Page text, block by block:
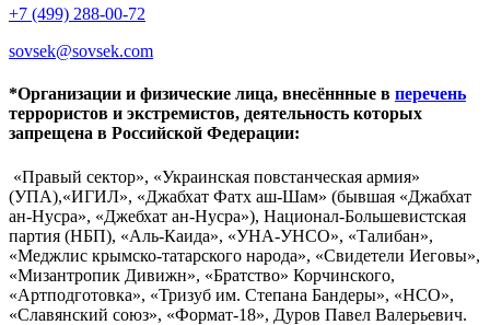
+7 (499) 288-00-72
sovsek@sovsek.com
*Организации и физические лица, внесённные в перечень
террористов и экстремистов, деятельность которых
запрещена в Российской Федерации:
«Правый сектор», «Украинская повстанческая армия»
(УПА),«ИГИЛ», «Джабхат Фатх аш-Шам» (бывшая «Джабхат
ан-Нусра», «Джебхат ан-Нусра»), Национал-Большевистская
партия (НБП), «Аль-Каида», «УНА-УНСО», «Талибан»,
«Меджлис крымско-татарского народа», «Свидетели Иеговы»,
«Мизантропик Дивижн», «Братство» Корчинского,
«Артподготовка», «Тризуб им. Степана Бандеры», «НСО»,
«Славянский союз», «Формат-18», Дуров Павел Валерьевич.